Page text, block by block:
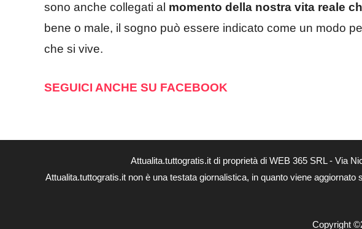
sono anche collegati al momento della nostra vita reale
bene o male, il sogno può essere indicato come un modo
che si vive.
SEGUICI ANCHE SU FACEBOOK
Attualita.tuttogratis.it di proprietà di WEB 365 SRL - Via
Attualita.tuttogratis.it non è una testata giornalistica, in quanto viene
Copyright